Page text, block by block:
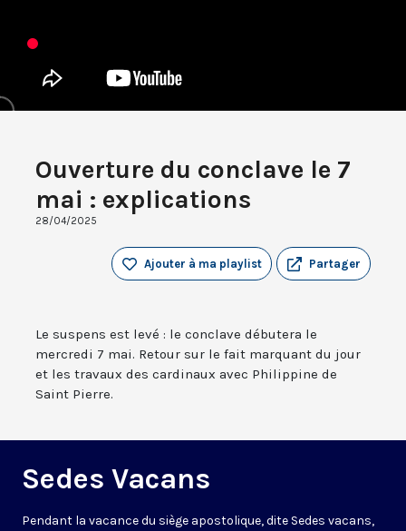
Ouverture du conclave le 7
mai : explications
28/04/2025
Partager
Ajouter à ma playlist
Le suspens est levé : le conclave débutera le
mercredi 7 mai. Retour sur le fait marquant du jour
et les travaux des cardinaux avec Philippine de
Saint Pierre.
Sedes Vacans
Pendant la vacance du siège apostolique, dite Sedes vacans,